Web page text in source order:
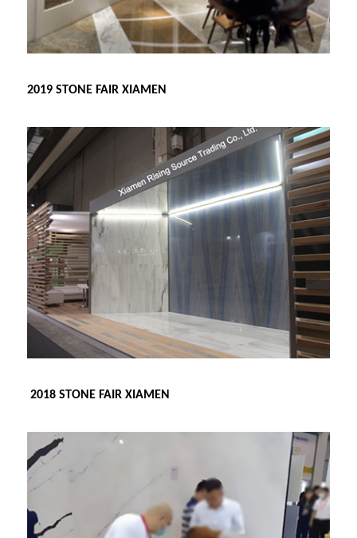
2019 STONE FAIR XIAMEN
2018 STONE FAIR XIAMEN